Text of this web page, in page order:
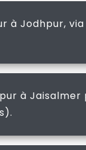
à Jodhpur,
à